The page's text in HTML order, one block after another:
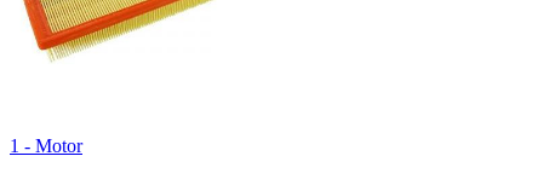
1 - Motor